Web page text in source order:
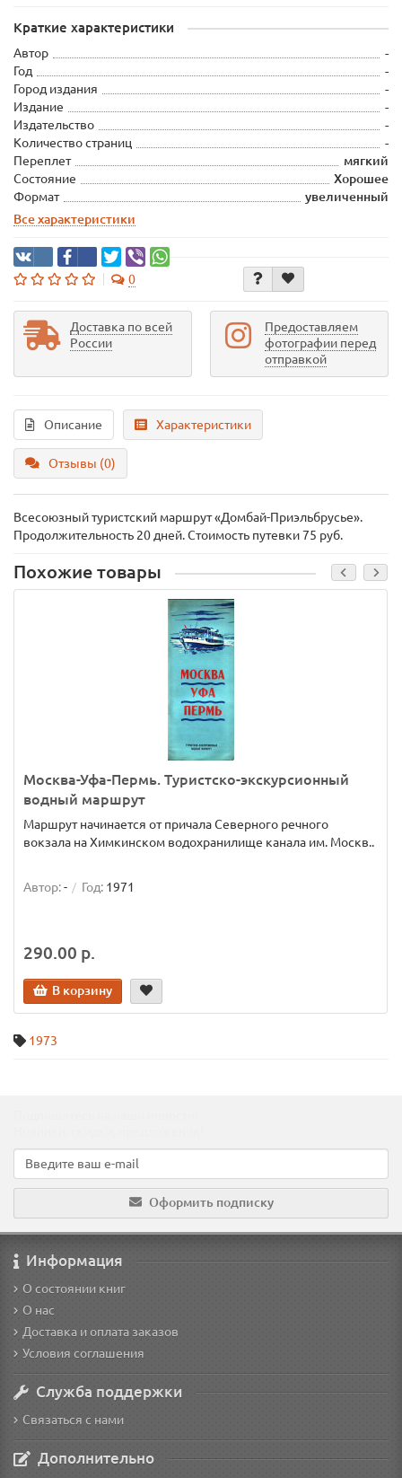
Краткие характеристики
Автор
-
Год
-
Город издания
-
Издание
-
Издательство
-
Количество страниц
-
Переплет
мягкий
Состояние
Хорошее
Формат
увеличенный
Все характеристики
0
Доставка по всей
России
Предоставляем
фотографии перед
отправкой
Описание Характеристики
Отзывы (0)
Всесоюзный туристский маршрут «Домбай-Приэльбрусье».
Продолжительность 20 дней. Стоимость путевки 75 руб.
Похожие товары
Москва-Уфа-Пермь. Туристско-экскурсионный
водный маршрут
Маршрут начинается от причала Северного речного
вокзала на Химкинском водохранилище канала им. Москв..
Автор:- Год: 1971
290.00 р.
В корзину
1973
Оформить подписку
Информация
О состоянии книг
О нас
Доставка и оплата заказов
Условия соглашения
Служба поддержки
Связаться с нами
Дополнительно